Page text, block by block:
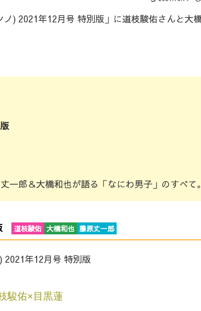
) 2021年12月号 特別版」に道枝駿佑さんと大
郎＆大橋和也が語る「なにわ男子」のすべて。
道枝駿佑 大橋和也 藤原丈一郎
年12月号 特別版
駿佑×目黒蓮